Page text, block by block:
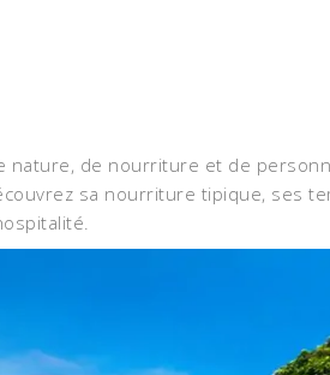
nature, de nourriture et de
sa nourriture tipique, ses